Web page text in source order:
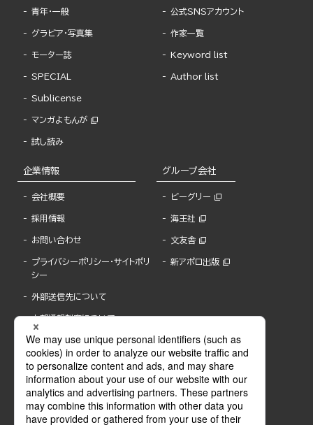
青年・一般
グラビア・写真集
モーター誌
SPECIAL
Sublicense
マンガよもんが
試し読み
公式SNSアカウント
作家一覧
Keyword list
Author list
企業情報
会社概要
採用情報
お問い合わせ
プライバシーポリシー・サイトポリ
シー
外部送信先について
内部通報制度について
グループ会社
ビーグリー
海王社
文友舎
新アポロ出版